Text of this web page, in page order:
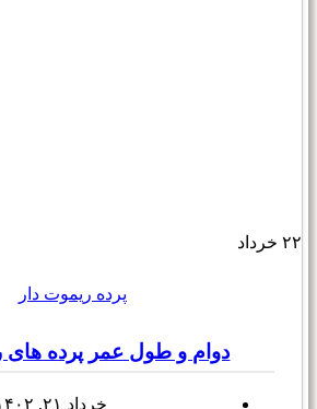
۲۲ خرداد
پرده ریموت دار
دوام و طول عمر پرده های
خرداد ۲۱, ۱۴۰۲